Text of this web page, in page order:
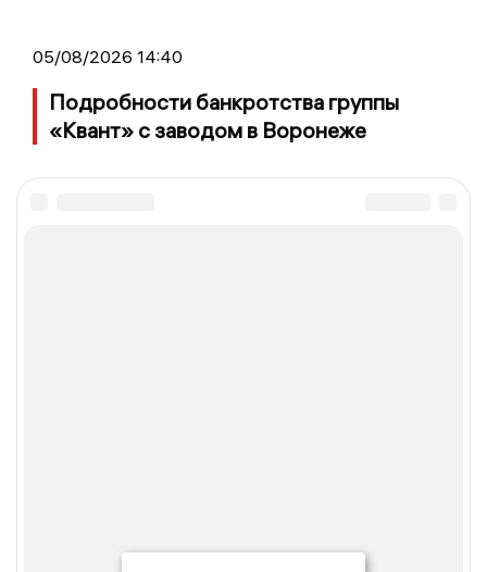
05/08/2026 14:40
Подробности банкротства группы
«Квант» с заводом в Воронеже